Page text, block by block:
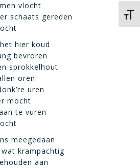
vlocht
schaats gereden
hier koud
bevroren
sprokkelhout
oren
uren
mocht
te vuren
meegedaan
krampachtig
aan